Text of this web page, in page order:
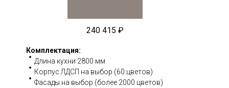
Комплектация:
Длина кухни 2800 мм
Корпус ЛДСП на выбор (60 цветов)
Фасады на выбор (более 2000 цветов)
240 415 ₽